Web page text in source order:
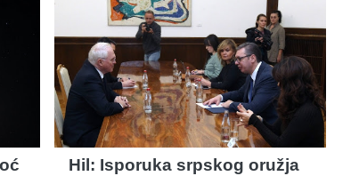
Hil: Isporuka srpskog oružja